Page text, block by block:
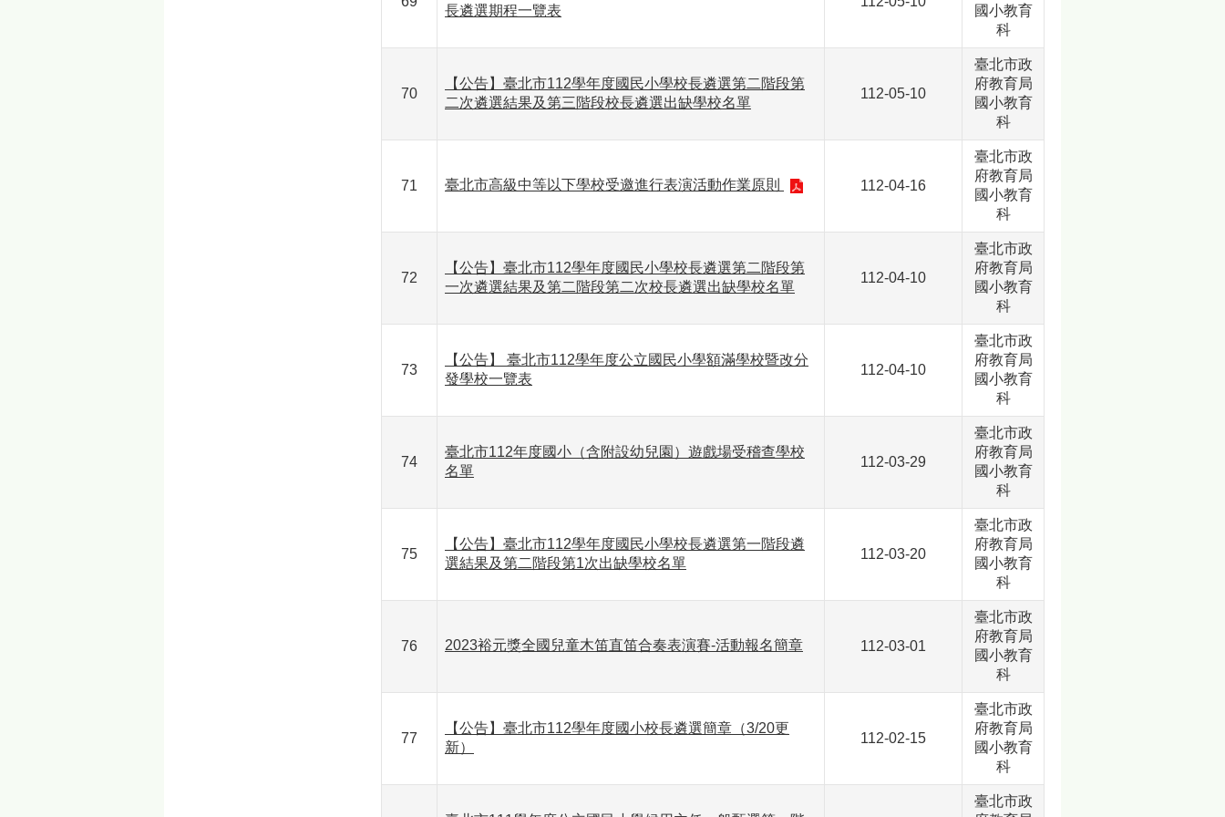
長遴選期程一覽表
國小教育
科
70
【公告】臺北市112學年度國民小學校長遴選第二階段第
二次遴選結果及第三階段校長遴選出缺學校名單
112-05-10
臺北市政
府教育局
國小教育
科
71 臺北市高級中等以下學校受邀進行表演活動作業原則 112-04-16
臺北市政
府教育局
國小教育
科
72
【公告】臺北市112學年度國民小學校長遴選第二階段第
一次遴選結果及第二階段第二次校長遴選出缺學校名單
112-04-10
臺北市政
府教育局
國小教育
科
73
【公告】 臺北市112學年度公立國民小學額滿學校暨改分
發學校一覽表
112-04-10
臺北市政
府教育局
國小教育
科
74
臺北市112年度國小（含附設幼兒園）遊戲場受稽查學校
名單
112-03-29
臺北市政
府教育局
國小教育
科
75
【公告】臺北市112學年度國民小學校長遴選第一階段遴
選結果及第二階段第1次出缺學校名單
112-03-20
臺北市政
府教育局
國小教育
科
76 2023裕元獎全國兒童木笛直笛合奏表演賽-活動報名簡章 112-03-01
臺北市政
府教育局
國小教育
科
77
【公告】臺北市112學年度國小校長遴選簡章（3/20更
新）
112-02-15
臺北市政
府教育局
國小教育
科
臺北市政